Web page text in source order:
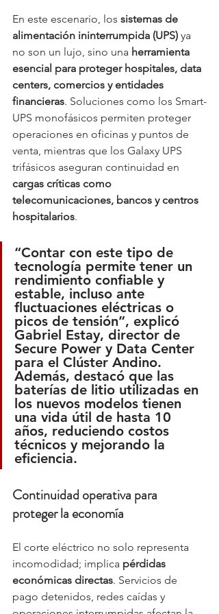
En este escenario, los sistemas de
alimentación ininterrumpida (UPS) ya
no son un lujo, sino una herramienta
esencial para proteger hospitales, data
centers, comercios y entidades
financieras. Soluciones como los Smart-
UPS monofásicos permiten proteger
operaciones en oficinas y puntos de
venta, mientras que los Galaxy UPS
trifásicos aseguran continuidad en
cargas críticas como
telecomunicaciones, bancos y centros
hospitalarios.
“Contar con este tipo de
tecnología permite tener un
rendimiento confiable y
estable, incluso ante
fluctuaciones eléctricas o
picos de tensión”, explicó
Gabriel Estay, director de
Secure Power y Data Center
para el Clúster Andino.
Además, destacó que las
baterías de litio utilizadas en
los nuevos modelos tienen
una vida útil de hasta 10
años, reduciendo costos
técnicos y mejorando la
eficiencia.
Continuidad operativa para
proteger la economía
El corte eléctrico no solo representa
incomodidad; implica pérdidas
económicas directas. Servicios de
pago detenidos, redes caídas y